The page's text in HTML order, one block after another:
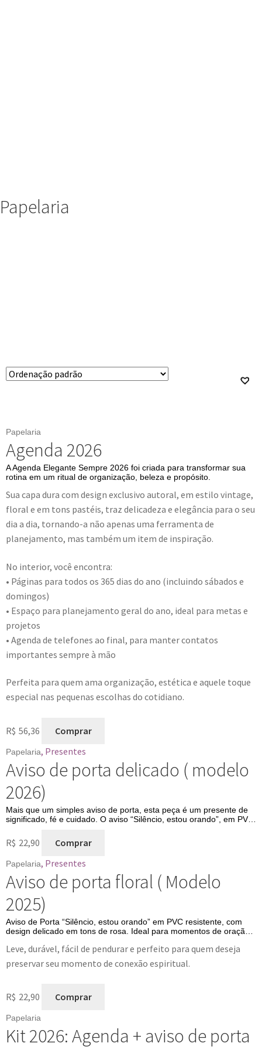
Papelaria
Papelaria
Agenda 2026
A Agenda Elegante Sempre 2026 foi criada para transformar sua
rotina em um ritual de organização, beleza e propósito.
Sua capa dura com design exclusivo autoral, em estilo vintage,
floral e em tons pastéis, traz delicadeza e elegância para o seu
dia a dia, tornando-a não apenas uma ferramenta de
planejamento, mas também um item de inspiração.
No interior, você encontra:
• Páginas para todos os 365 dias do ano (incluindo sábados e
domingos)
• Espaço para planejamento geral do ano, ideal para metas e
projetos
• Agenda de telefones ao final, para manter contatos
importantes sempre à mão
Perfeita para quem ama organização, estética e aquele toque
especial nas pequenas escolhas do cotidiano.
R$ 56,36 Comprar
Papelaria, Presentes
Aviso de porta delicado ( modelo
2026)
Mais que um simples aviso de porta, esta peça é um presente de
significado, fé e cuidado. O aviso “Silêncio, estou orando”, em PVC
presentear pessoas que amam momentos de conexão espiritual.
Uma lembrança especial para quem valoriza fé, propósito e
R$ 22,90 Comprar
Papelaria, Presentes
Aviso de porta floral ( Modelo
2025)
Aviso de Porta “Silêncio, estou orando” em PVC resistente, com
design delicado em tons de rosa. Ideal para momentos de oração,
ambiente.
Leve, durável, fácil de pendurar e perfeito para quem deseja
preservar seu momento de conexão espiritual.
R$ 22,90 Comprar
Papelaria
Kit 2026: Agenda + aviso de porta